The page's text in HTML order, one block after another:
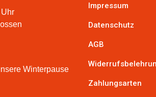
Winterpause
Impressum
Datenschutz
AGB
Zahlungsarten